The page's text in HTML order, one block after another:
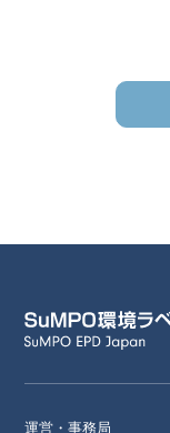
運営・事務局